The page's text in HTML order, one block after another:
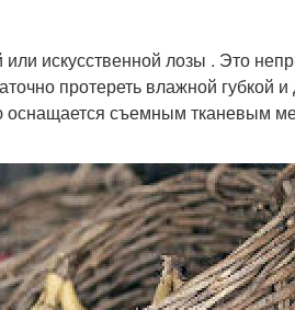
искусственной лозы . Это
протереть влажной губкой
оснащается съемным тканевым